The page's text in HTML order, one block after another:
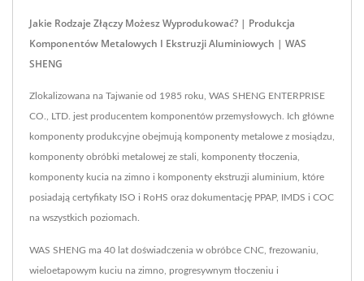
Jakie Rodzaje Złączy Możesz Wyprodukować? | Produkcja
Komponentów Metalowych I Ekstruzji Aluminiowych | WAS
SHENG
Zlokalizowana na Tajwanie od 1985 roku, WAS SHENG ENTERPRISE
CO., LTD. jest producentem komponentów przemysłowych. Ich główne
komponenty produkcyjne obejmują komponenty metalowe z mosiądzu,
komponenty obróbki metalowej ze stali, komponenty tłoczenia,
komponenty kucia na zimno i komponenty ekstruzji aluminium, które
posiadają certyfikaty ISO i RoHS oraz dokumentację PPAP, IMDS i COC
na wszystkich poziomach.
WAS SHENG ma 40 lat doświadczenia w obróbce CNC, frezowaniu,
wieloetapowym kuciu na zimno, progresywnym tłoczeniu i